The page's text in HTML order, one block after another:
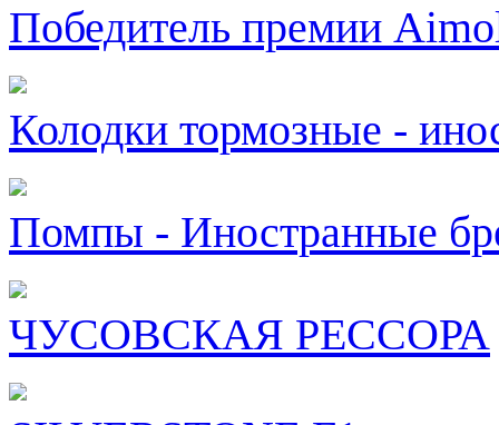
Победитель премии
Колодки тормозные -
Помпы - Иностранные
ЧУСОВСКАЯ РЕССОРА